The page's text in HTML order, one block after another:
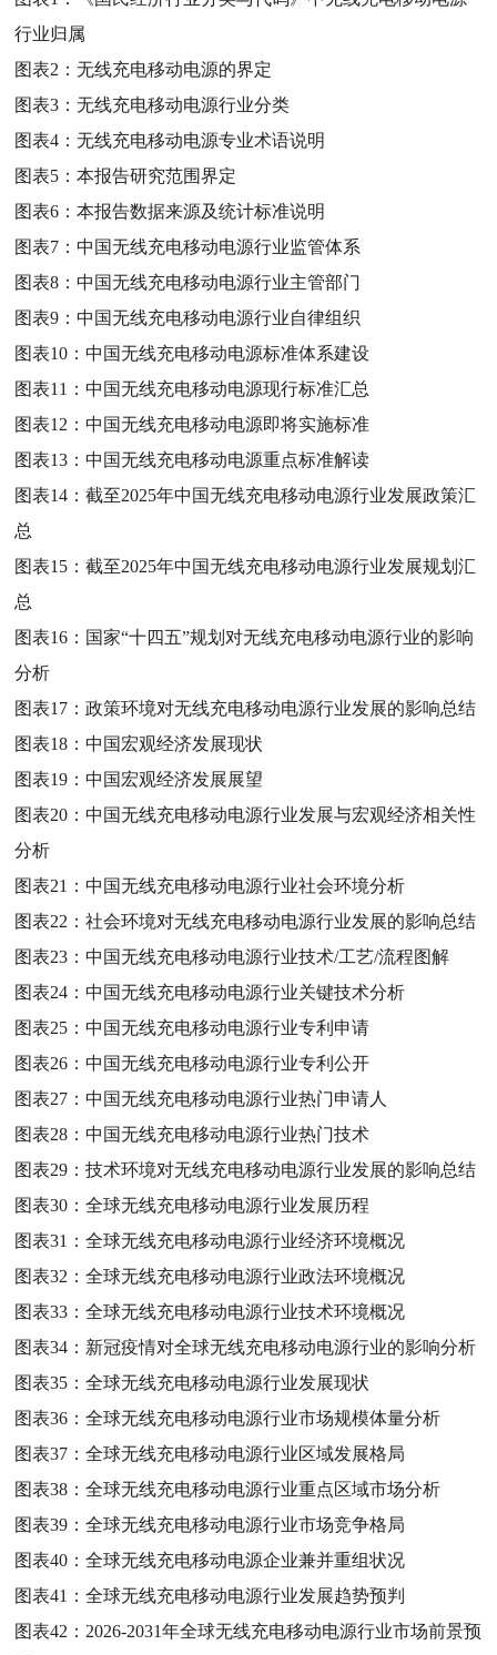
行业归属
图表2：无线充电移动电源的界定
图表3：无线充电移动电源行业分类
图表4：无线充电移动电源专业术语说明
图表5：本报告研究范围界定
图表6：本报告数据来源及统计标准说明
图表7：中国无线充电移动电源行业监管体系
图表8：中国无线充电移动电源行业主管部门
图表9：中国无线充电移动电源行业自律组织
图表10：中国无线充电移动电源标准体系建设
图表11：中国无线充电移动电源现行标准汇总
图表12：中国无线充电移动电源即将实施标准
图表13：中国无线充电移动电源重点标准解读
图表14：截至2025年中国无线充电移动电源行业发展政策汇
总
图表15：截至2025年中国无线充电移动电源行业发展规划汇
总
图表16： 国家“十四五”规划对无线充电移动电源行业的影响
分析
图表17：政策环境对无线充电移动电源行业发展的影响总结
图表18：中国宏观经济发展现状
图表19：中国宏观经济发展展望
图表20：中国无线充电移动电源行业发展与宏观经济相关性
分析
图表21：中国无线充电移动电源行业社会环境分析
图表22：社会环境对无线充电移动电源行业发展的影响总结
图表23：中国无线充电移动电源行业技术/工艺/流程图解
图表24：中国无线充电移动电源行业关键技术分析
图表25：中国无线充电移动电源行业专利申请
图表26：中国无线充电移动电源行业专利公开
图表27：中国无线充电移动电源行业热门申请人
图表28：中国无线充电移动电源行业热门技术
图表29：技术环境对无线充电移动电源行业发展的影响总结
图表30：全球无线充电移动电源行业发展历程
图表31：全球无线充电移动电源行业经济环境概况
图表32：全球无线充电移动电源行业政法环境概况
图表33：全球无线充电移动电源行业技术环境概况
图表34： 新冠疫情对全球无线充电移动电源行业的影响分析
图表35：全球无线充电移动电源行业发展现状
图表36：全球无线充电移动电源行业市场规模体量分析
图表37：全球无线充电移动电源行业区域发展格局
图表38：全球无线充电移动电源行业重点区域市场分析
图表39：全球无线充电移动电源行业市场竞争格局
图表40：全球无线充电移动电源企业兼并重组状况
图表41：全球无线充电移动电源行业发展趋势预判
图表42： 2026-2031年全球无线充电移动电源行业市场前景预